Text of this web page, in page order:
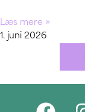
Læs mere »
1. juni 2026